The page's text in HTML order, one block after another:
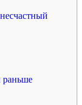
раньше